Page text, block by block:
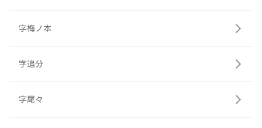
字梅ノ本
字追分
字尾々